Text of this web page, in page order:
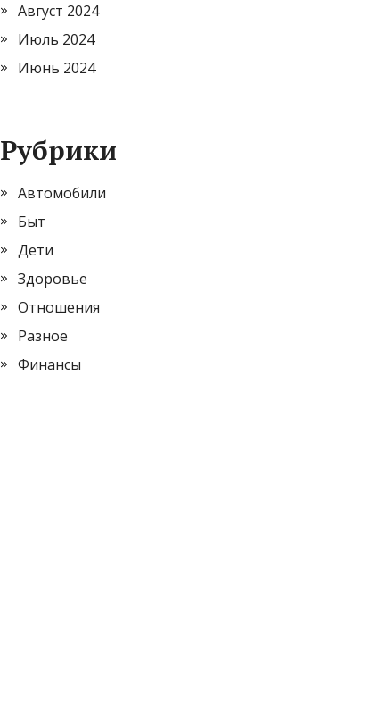
Август 2024
Июль 2024
Июнь 2024
Рубрики
Автомобили
Быт
Дети
Здоровье
Отношения
Разное
Финансы